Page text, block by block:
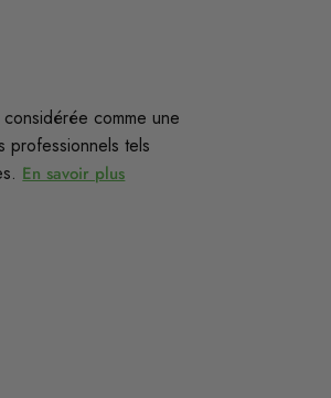
comme une
professionnels tels
En savoir plus